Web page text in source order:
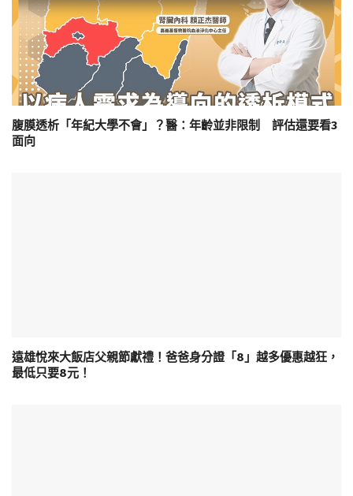
腹膜透析「年紀大學不會」？醫：年齡並非限制 評估還要看3
面向
遠雄悅來大飯店父親節獻禮！爸爸身分證「8」越多優惠越狂，
最低只要8元！